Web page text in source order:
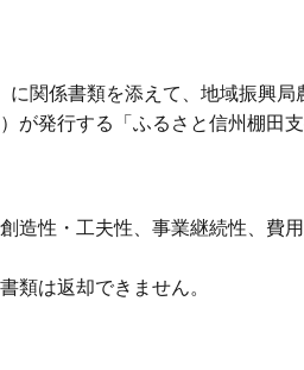
関係書類を添えて、地域振興局
が発行する「ふるさと信州棚田
造性・工夫性、事業継続性、費
類は返却できません。